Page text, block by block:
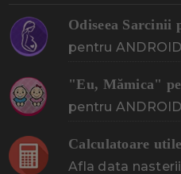
Odiseea Sarcinii
pentru ANDROID
"Eu, Mămica"
pentru ANDROID
Calculatoare
Afla data nasterii